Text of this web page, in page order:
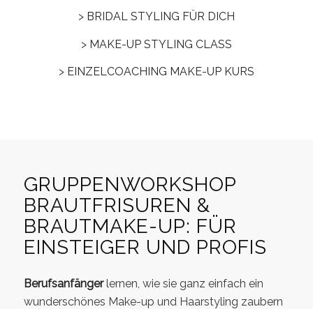
> BRIDAL STYLING FÜR DICH
> MAKE-UP STYLING CLASS
> EINZELCOACHING MAKE-UP KURS
GRUPPENWORKSHOP
BRAUTFRISUREN &
BRAUTMAKE-UP: FÜR
EINSTEIGER UND PROFIS
Berufsanfängerlernen, wie sie ganz einfach ein
wunderschönes Make-up und Haarstyling zaubern